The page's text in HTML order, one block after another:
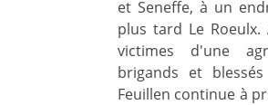
et Seneffe, à un
plus tard Le
victimes d'une
brigands et
Feuillen continue à